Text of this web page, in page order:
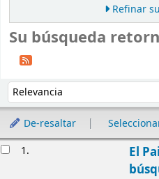
Refinar
Su búsqueda
Ordenar por:
De-resaltar
1.
El